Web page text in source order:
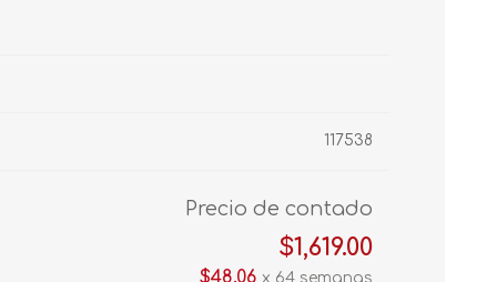
117538
Precio de contado
$1,619.00
$48.06 x 64 semanas